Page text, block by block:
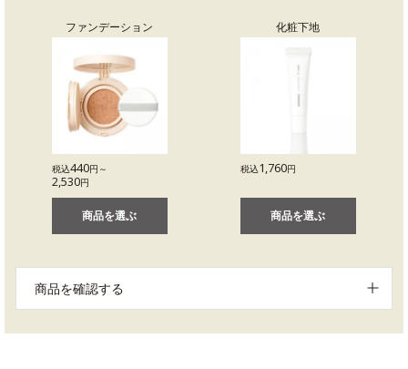
ファンデーション
税込440円～
2,530円
商品を選ぶ
化粧下地
税込1,760円
商品を選ぶ
商品を確認する